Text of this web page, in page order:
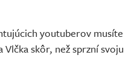
youtuberov musíte
skôr, než sprzní svoju